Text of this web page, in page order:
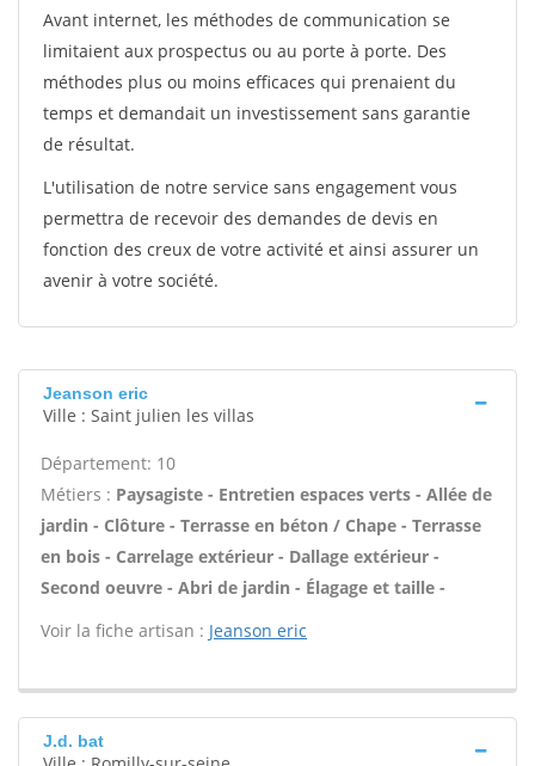
Avant internet, les méthodes de communication se
limitaient aux prospectus ou au porte à porte. Des
méthodes plus ou moins efficaces qui prenaient du
temps et demandait un investissement sans garantie
de résultat.
L'utilisation de notre service sans engagement vous
permettra de recevoir des demandes de devis en
fonction des creux de votre activité et ainsi assurer un
avenir à votre société.
Jeanson eric
Ville : Saint julien les villas
Département: 10
Métiers : Paysagiste - Entretien espaces verts - Allée de
jardin - Clôture - Terrasse en béton / Chape - Terrasse
en bois - Carrelage extérieur - Dallage extérieur -
Second oeuvre - Abri de jardin - Élagage et taille -
Voir la fiche artisan : Jeanson eric
J.d. bat